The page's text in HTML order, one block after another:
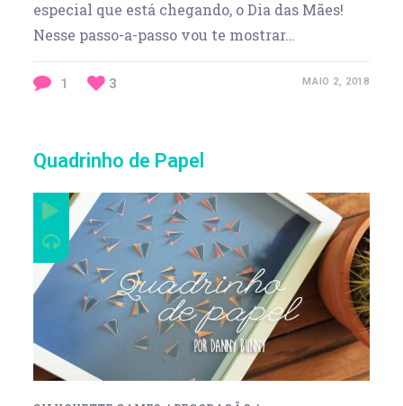
especial que está chegando, o Dia das Mães!
Nesse passo-a-passo vou te mostrar…
1 3 MAIO 2, 2018
Quadrinho de Papel